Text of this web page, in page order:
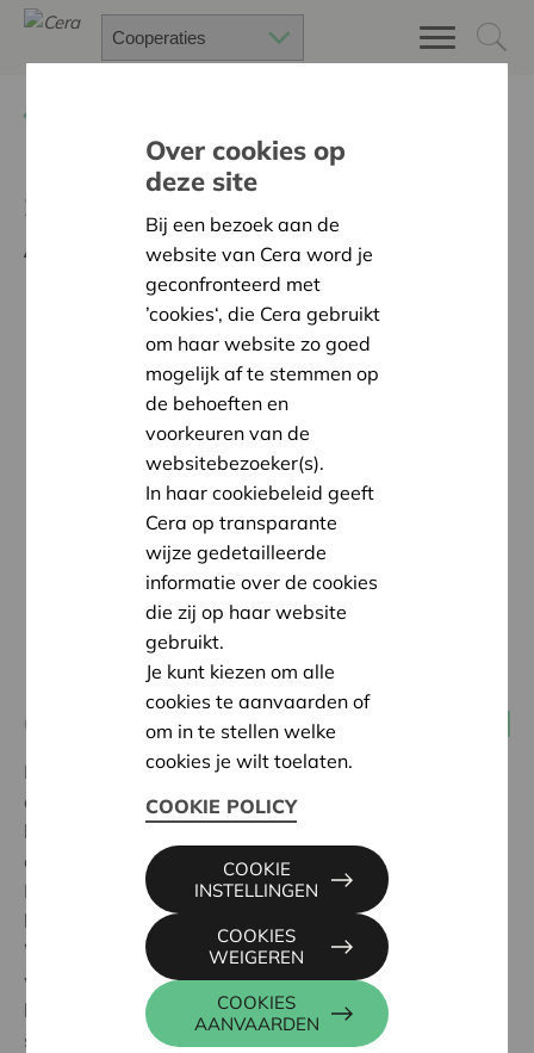
Speed-dating met Cera op
Acceleratie-event Goed
Bestuur van Verso
05 juni 2019 09:00 - 13:00
Een sociale onderneming die zich wil voorbereiden op
de uitdagingen van morgen, doet er goed aan om ook
haar bestuurlijke kracht kritisch te bekijken. Daarom
organiseert Verso samen met haar ledenfederaties en
Koning Boudewijnstichting een exclusief event voor
bestuurders en directies van sociale ondernemingen.
Wil je de principes van goed bestuur vertalen in je
werking? Ben je op zoek naar de juiste ondersteuning
hiertoe of zoek je een klankbord om de juiste vragen te
stellen?
Over cookies op
deze site
Bij een bezoek aan de
website van Cera word je
geconfronteerd met
’cookies‘, die Cera gebruikt
om haar website zo goed
mogelijk af te stemmen op
de behoeften en
voorkeuren van de
websitebezoeker(s).
In haar cookiebeleid geeft
Cera op transparante
wijze gedetailleerde
informatie over de cookies
die zij op haar website
gebruikt.
Je kunt kiezen om alle
cookies te aanvaarden of
om in te stellen welke
cookies je wilt toelaten.
COOKIE POLICY
COOKIES
AANVAARDEN
COOKIES
WEIGEREN
COOKIE
INSTELLINGEN